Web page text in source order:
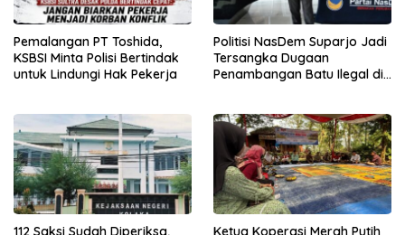
Pemalangan PT Toshida,
KSBSI Minta Polisi Bertindak
untuk Lindungi Hak Pekerja
Politisi NasDem Suparjo Jadi
Tersangka Dugaan
Penambangan Batu Ilegal di
112 Saksi Sudah Diperiksa, Ketua Koperasi Merah Putih